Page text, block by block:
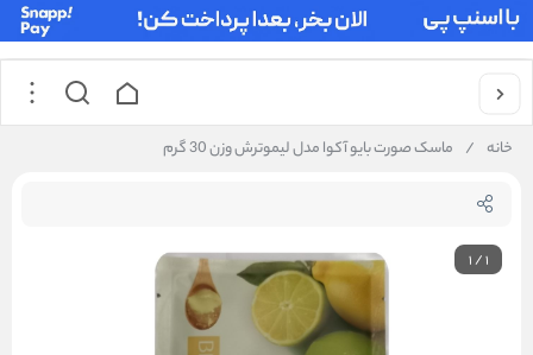
خانه / ماسک صورت بایو آکوا مدل لیموترش وزن 30 گرم
1/1